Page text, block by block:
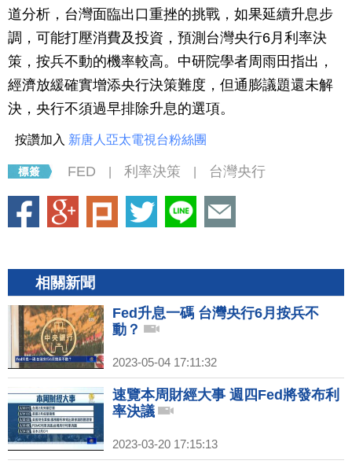
道分析，台灣面臨出口重挫的挑戰，如果延續升息步
調，可能打壓消費及投資，預測台灣央行6月利率決
策，按兵不動的機率較高。中研院學者周雨田指出，
經濟放緩確實增添央行決策難度，但通膨議題還未解
決，央行不須過早排除升息的選項。
按讚加入 新唐人亞太電視台粉絲團
FED 利率決策 台灣央行
相關新聞
Fed升息一碼 台灣央行6月按兵不
動？
2023-05-04 17:11:32
速覽本周財經大事 週四Fed將發布利
率決議
2023-03-20 17:15:13